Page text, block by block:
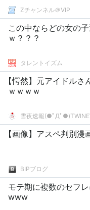
Zチャンネル＠VIP
この中ならどの女の
ｗ？？？
タレントイズム
【愕然】元アイドル
ｗｗｗｗ
雪夜速報(●ﾟДﾟ
【画像】アスペ判別漫
BIPブログ
モテ期に複数のセフ
www